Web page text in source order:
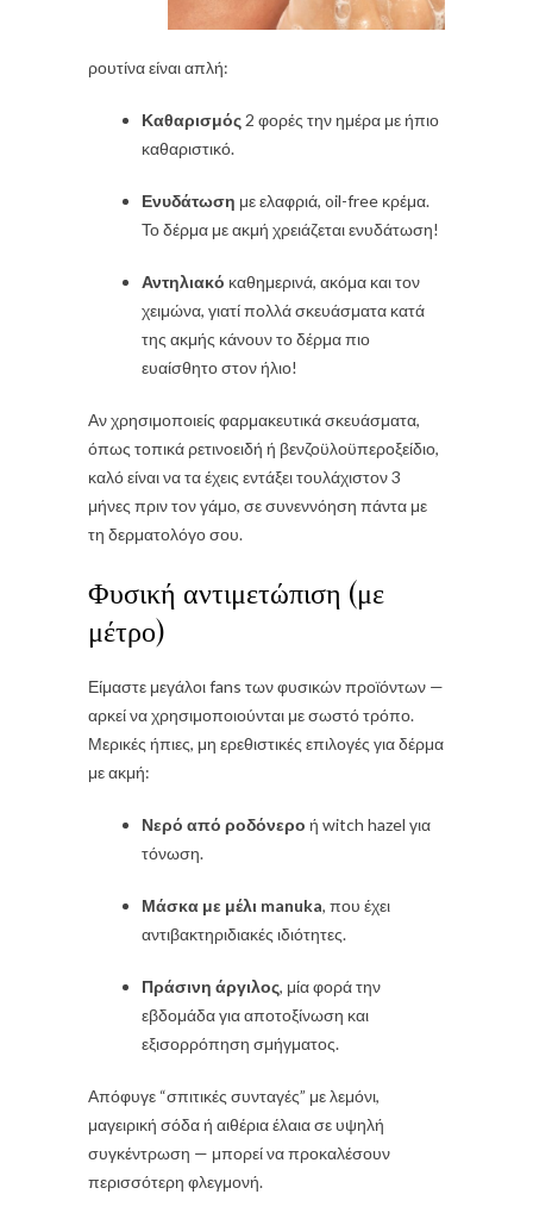
ρουτίνα είναι απλή:
Καθαρισμός 2 φορές την ημέρα με ήπιο
καθαριστικό.
Ενυδάτωση με ελαφριά, oil-free κρέμα.
Το δέρμα με ακμή χρειάζεται ενυδάτωση!
Αντηλιακό καθημερινά, ακόμα και τον
χειμώνα, γιατί πολλά σκευάσματα κατά
της ακμής κάνουν το δέρμα πιο
ευαίσθητο στον ήλιο!
Αν χρησιμοποιείς φαρμακευτικά σκευάσματα,
όπως τοπικά ρετινοειδή ή βενζοϋλοϋπεροξείδιο,
καλό είναι να τα έχεις εντάξει τουλάχιστον 3
μήνες πριν τον γάμο, σε συνεννόηση πάντα με
τη δερματολόγο σου.
Φυσική αντιμετώπιση (με
μέτρο)
Είμαστε μεγάλοι fans των φυσικών προϊόντων —
αρκεί να χρησιμοποιούνται με σωστό τρόπο.
Μερικές ήπιες, μη ερεθιστικές επιλογές για δέρμα
με ακμή:
Νερό από ροδόνερο ή witch hazel για
τόνωση.
Μάσκα με μέλι manuka, που έχει
αντιβακτηριδιακές ιδιότητες.
Πράσινη άργιλος, μία φορά την
εβδομάδα για αποτοξίνωση και
εξισορρόπηση σμήγματος.
Απόφυγε “σπιτικές συνταγές” με λεμόνι,
μαγειρική σόδα ή αιθέρια έλαια σε υψηλή
συγκέντρωση — μπορεί να προκαλέσουν
περισσότερη φλεγμονή.